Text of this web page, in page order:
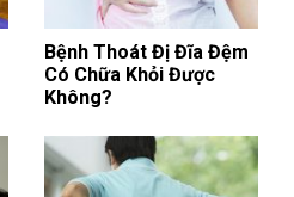
Bệnh Thoát Đị Đĩa Đệm
Có Chữa Khỏi Được
Không?